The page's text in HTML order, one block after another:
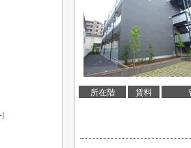
所在階 賃料
)